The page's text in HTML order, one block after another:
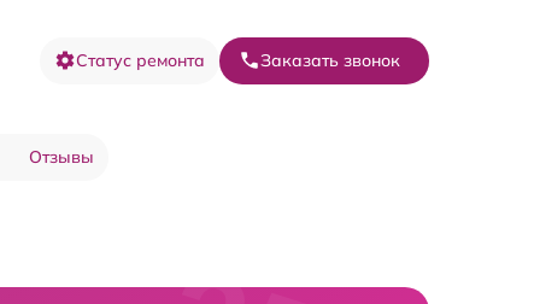
Статус ремонта Заказать звонок
Отзывы